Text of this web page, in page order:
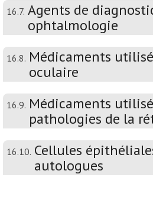
16.7. Agents de
ophtalmologie
16.8. Médicaments
oculaire
16.9. Médicaments
pathologies de la
16.10. Cellules
autologues